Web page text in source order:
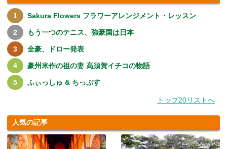
Sakura Flowers フラワーアレンジメント・レッスン
もう一つのテニス、強豪国は日本
全豪、ドロー発表
豪州米作の祖の妻 高須賀イチコの物語
ふぃっしゅ & ちっぷす
トップ20リストへ
人気の記事